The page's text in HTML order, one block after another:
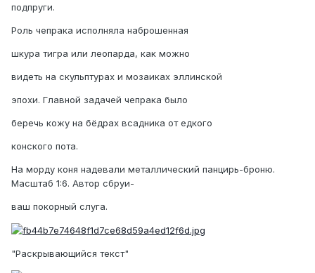
подпруги.
Роль чепрака исполняла наброшенная
шкура тигра или леопарда, как можно
видеть на скульптурах и мозаиках эллинской
эпохи. Главной задачей чепрака было
беречь кожу на бёдрах всадника от едкого
конского пота.
На морду коня надевали металлический панцирь-броню.
Масштаб 1:6. Автор сбруи-
ваш покорный слуга.
"Раскрывающийся текст"